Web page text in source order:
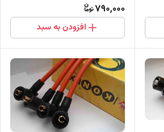
790,000
افزودن به سبد